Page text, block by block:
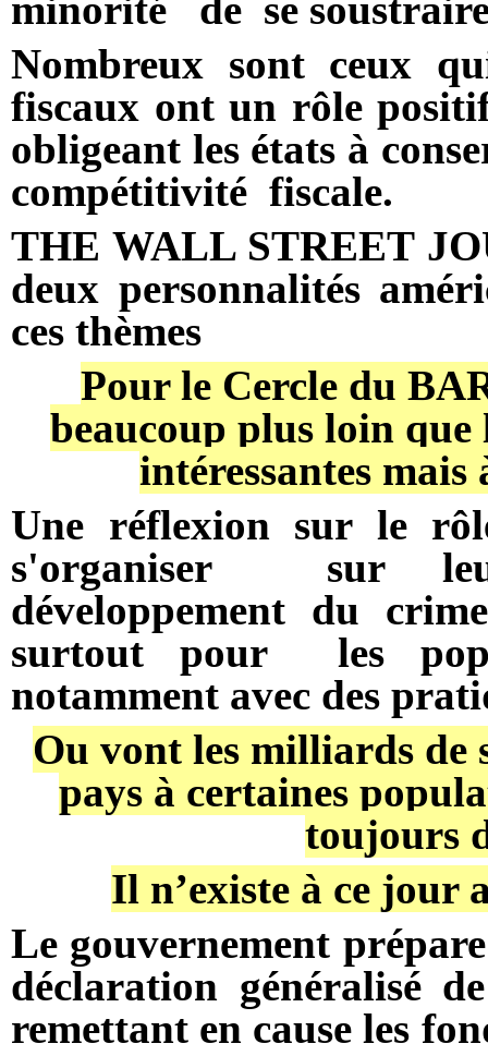
Nombreux sont ceux
fiscaux ont un rôle
obligeant les états à
compétitivité fiscale.
THE WALL STREET
deux personnalités
ces thèmes
Pour le Cercle du
beaucoup plus loin que
intéressantes
Une réflexion sur le
s'organiser sur
développement du
surtout pour les
notamment avec des
Ou vont les milliards de
pays à certaines
toujours
Il n’existe à ce jour
Le gouvernement
déclaration généralisé
remettant en cause les